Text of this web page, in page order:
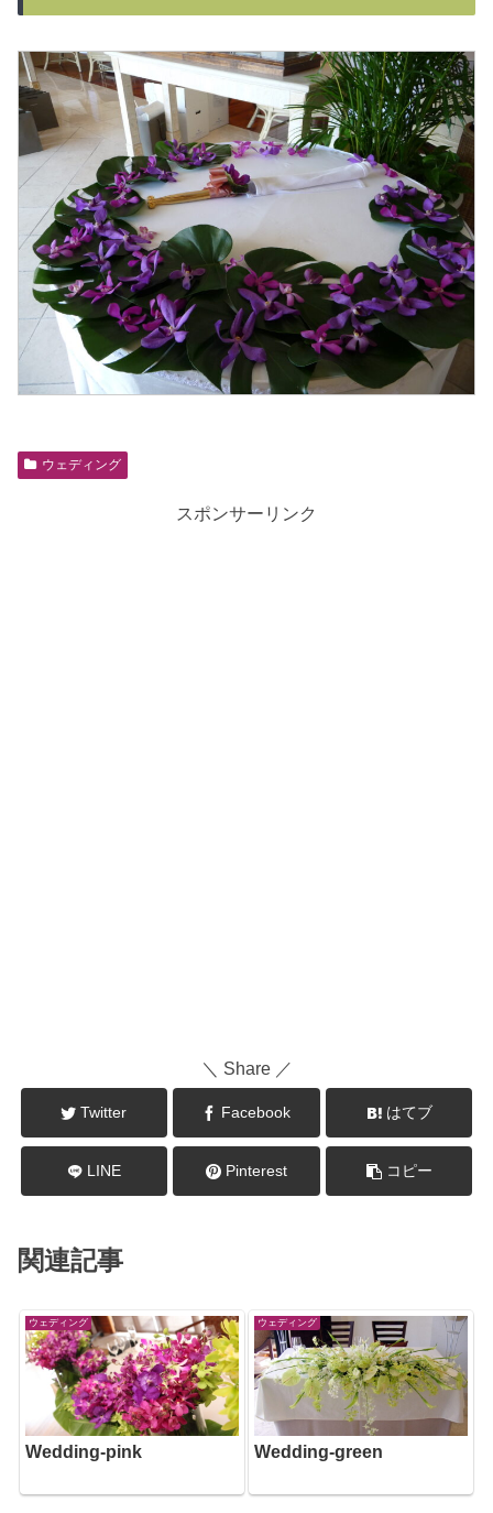
ウェディング
スポンサーリンク
＼ Share ／
Twitter Facebook はてブ
LINE Pinterest コピー
関連記事
ウェディング
Wedding-pink
ウェディング
Wedding-green